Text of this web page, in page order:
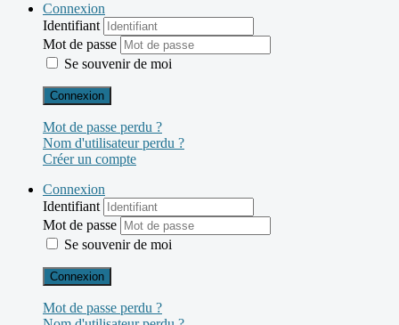
Connexion
Identifiant
Mot de passe
Se souvenir de moi
Connexion
Mot de passe perdu ?
Nom d'utilisateur perdu ?
Créer un compte
Connexion
Identifiant
Mot de passe
Se souvenir de moi
Connexion
Mot de passe perdu ?